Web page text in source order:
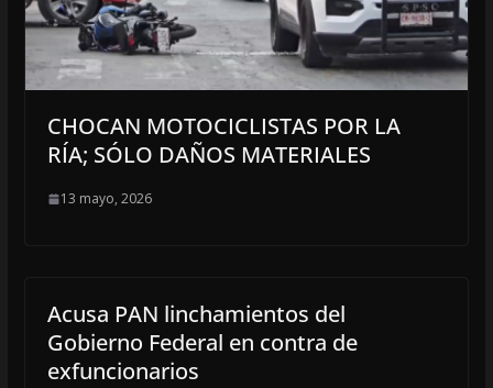
CHOCAN MOTOCICLISTAS POR LA
RÍA; SÓLO DAÑOS MATERIALES
13 mayo, 2026
Acusa PAN linchamientos del
Gobierno Federal en contra de
exfuncionarios